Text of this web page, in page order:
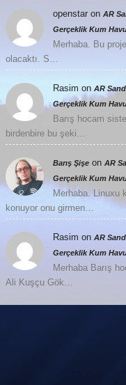
openstar on AR
Gerçeklik Kum
Merhaba. Bu
olacaktı. S…
Rasim on AR
Gerçeklik Kum
Barış hocam
birdenbire bu şeki…
Barış Şişe on AR
Gerçeklik Kum
Merhaba. Linuxu
konuyor onu girmen…
Rasim on AR
Gerçeklik Kum
Merhaba Barış
Ali Kuşçu Gök…